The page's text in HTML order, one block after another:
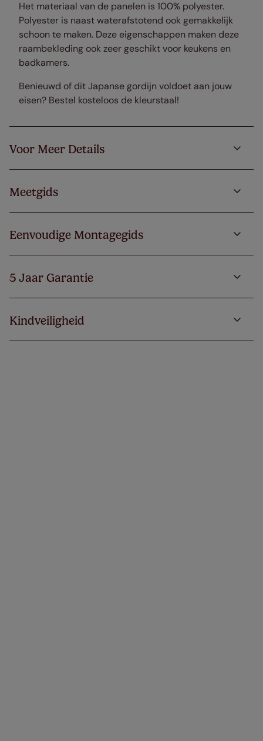
Het materiaal van de panelen is 100% polyester.
Polyester is naast waterafstotend ook gemakkelijk
schoon te maken. Deze eigenschappen maken deze
raambekleding ook zeer geschikt voor keukens en
badkamers.
Benieuwd of dit Japanse gordijn voldoet aan jouw
eisen? Bestel kosteloos de kleurstaal!
Voor Meer Details
Meetgids
Eenvoudige Montagegids
5 Jaar Garantie
Kindveiligheid